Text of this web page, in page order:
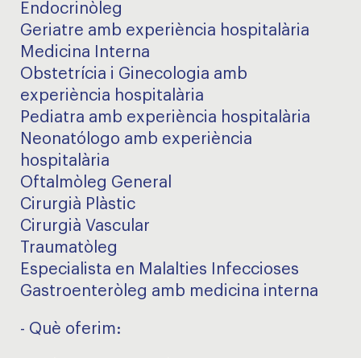
Endocrinòleg
Geriatre amb experiència hospitalària
Medicina Interna
Obstetrícia i Ginecologia amb
experiència hospitalària
Pediatra amb experiència hospitalària
Neonatólogo amb experiència
hospitalària
Oftalmòleg General
Cirurgià Plàstic
Cirurgià Vascular
Traumatòleg
Especialista en Malalties Infeccioses
Gastroenteròleg amb medicina interna
- Què oferim: